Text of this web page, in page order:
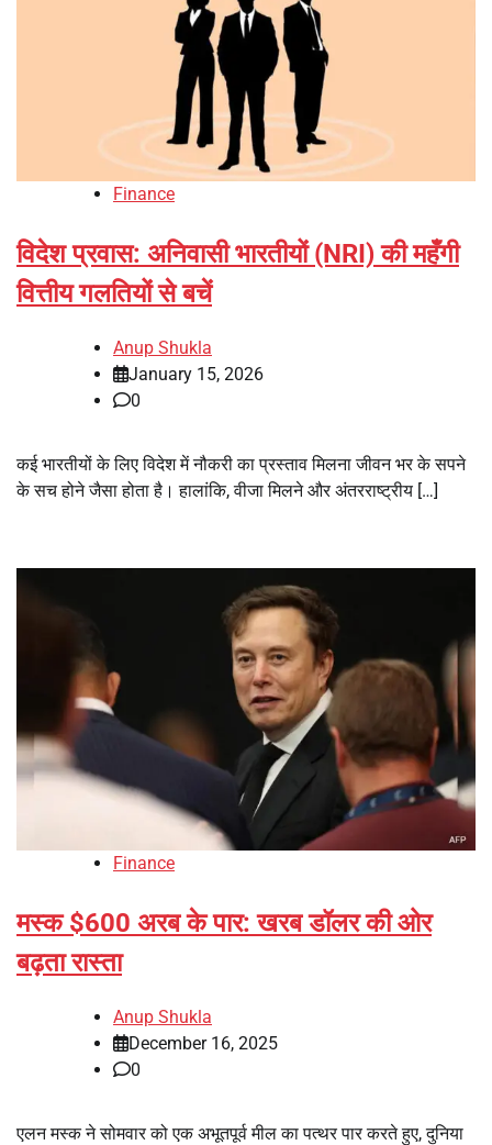
Finance
विदेश प्रवास: अनिवासी भारतीयों (NRI) की महँगी
वित्तीय गलतियों से बचें
Anup Shukla
January 15, 2026
0
कई भारतीयों के लिए विदेश में नौकरी का प्रस्ताव मिलना जीवन भर के सपने
के सच होने जैसा होता है। हालांकि, वीजा मिलने और अंतरराष्ट्रीय […]
Finance
मस्क $600 अरब के पार: खरब डॉलर की ओर
बढ़ता रास्ता
Anup Shukla
December 16, 2025
0
एलन मस्क ने सोमवार को एक अभूतपूर्व मील का पत्थर पार करते हुए, दुनिया